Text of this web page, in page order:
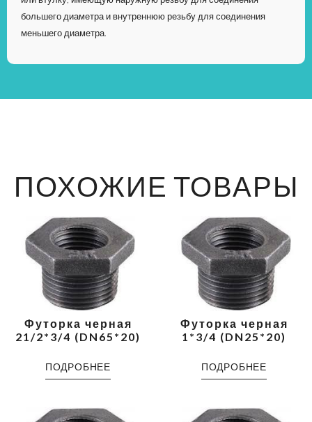
большего диаметра и внутреннюю резьбу для соединения
меньшего диаметра.
ПОХОЖИЕ ТОВАРЫ
Футорка черная
21/2*3/4 (DN65*20)
ПОДРОБНЕЕ
Футорка черная
1*3/4 (DN25*20)
ПОДРОБНЕЕ